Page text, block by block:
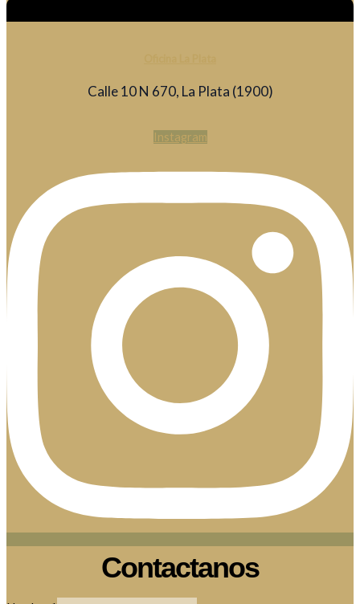
Calle 10 N 670, La Plata (1900)
Instagram
Contactanos